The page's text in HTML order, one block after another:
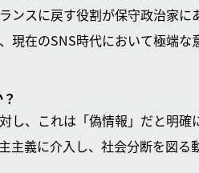
ンスに戻す役割が保守政治家に
現在のSNS時代において極端な
し、これは「偽情報」だと明確
主義に介入し、社会分断を図る